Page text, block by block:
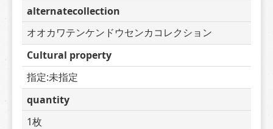
alternatecollection
オオカワテンケンドウセンカコレクション
Cultural property
指定:未指定
quantity
1枚